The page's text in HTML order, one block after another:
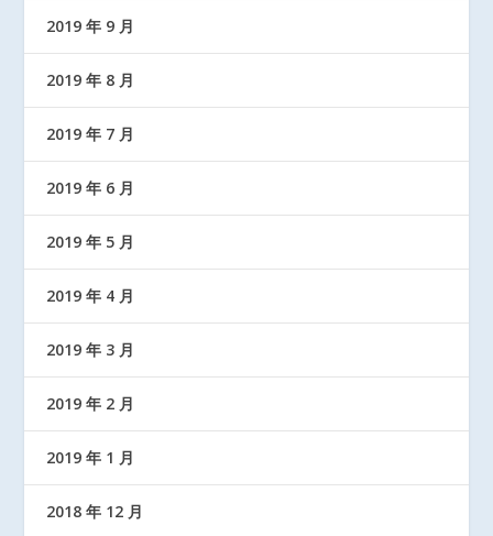
2019 年 9 月
2019 年 8 月
2019 年 7 月
2019 年 6 月
2019 年 5 月
2019 年 4 月
2019 年 3 月
2019 年 2 月
2019 年 1 月
2018 年 12 月